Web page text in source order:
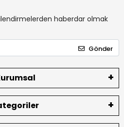
haberdar olmak
Gönder